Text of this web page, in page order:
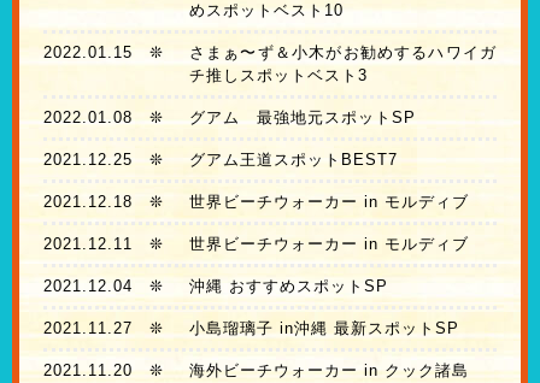
めスポットベスト10
2022.01.15 ❊
さまぁ〜ず＆小木がお勧めするハワイガ
チ推しスポットベスト3
2022.01.08❊ グアム 最強地元スポットSP
2021.12.25 ❊ グアム王道スポットBEST7
2021.12.18 ❊ 世界ビーチウォーカー in モルディブ
2021.12.11 ❊ 世界ビーチウォーカー in モルディブ
2021.12.04 ❊ 沖縄 おすすめスポットSP
2021.11.27 ❊ 小島瑠璃子 in沖縄 最新スポットSP
2021.11.20❊ 海外ビーチウォーカー in クック諸島